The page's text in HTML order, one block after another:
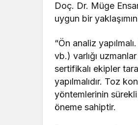
Doç. Dr. Müge
uygun bir
“Ön analiz
vb.) varlığı
sertifikalı ekipler
yapılmalıdır. Toz
yöntemlerinin
öneme sahiptir.